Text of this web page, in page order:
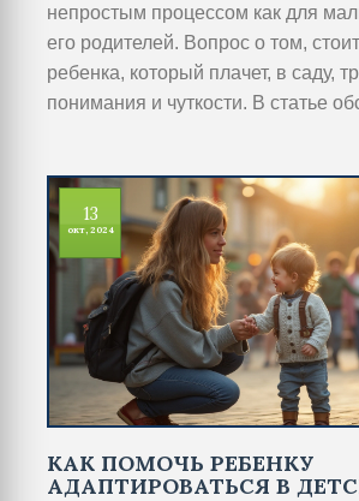
непростым процессом как для
его родителей. Вопрос о том,
ребенка, который плачет, в саду,
понимания и чуткости. В статье
родителям и воспитателям
сложной ситуацией. Также
случаи, когда плач может быть
серьезных проблем, на которые
внимание.
13
окт, 2024
КАК ПОМОЧЬ РЕБЕНКУ
АДАПТИРОВАТЬСЯ В